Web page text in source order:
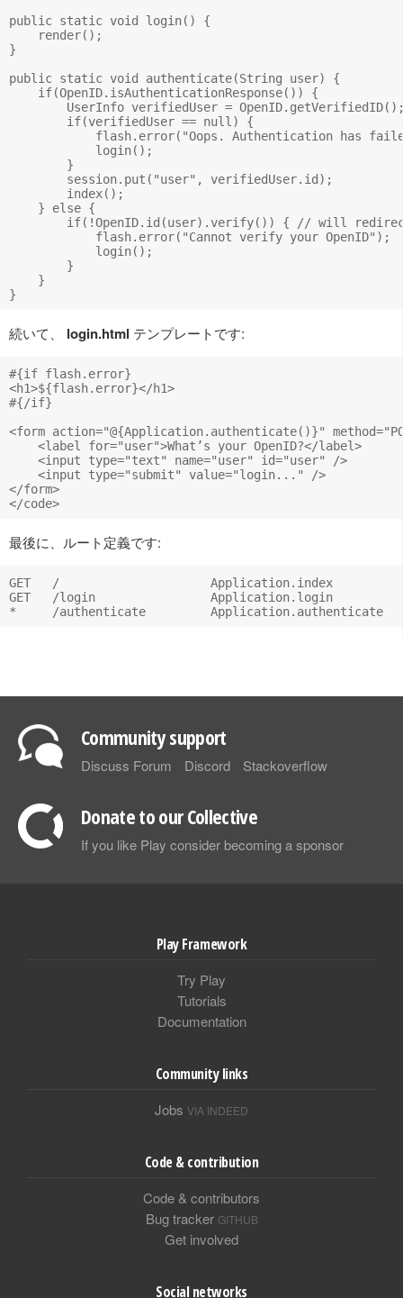
public static void login() {
    render();
}
public static void authenticate(String user) {
    if(OpenID.isAuthenticationResponse()) {
UserInfo verifiedUser =
        if(verifiedUser == null) {
flash.error("Oops. Authentication has
            login();
        }
        session.put("user", verifiedUser.id);
        index();
    } else {
if(!OpenID.id(user).verify()) { // will
            flash.error("Cannot verify your OpenID");
            login();
        }
    }
続いて、 login.html テンプレートです:
#{if flash.error}
<h1>${flash.error}</h1>
#{/if}
<form action="@{Application.authenticate()}"
    <label for="user">What’s your OpenID?</label>
    <input type="text" name="user" id="user" />
    <input type="submit" value="login..." />
</form>
最後に、ルート定義です:
GET   /                     Application.index
GET   /login                Application.login
Community support
Discuss Forum Discord Stackoverflow
Donate to our Collective
If you like Play consider becoming a sponsor
Play Framework
Try Play
Tutorials
Documentation
Community links
Jobs VIA INDEED
Code & contribution
Code & contributors
Bug tracker GITHUB
Get involved
Social networks